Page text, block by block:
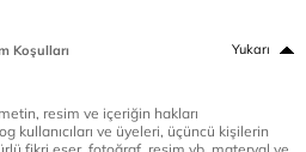
Koşulları Yukarı
resim ve içeriğin hakları
kullanıcıları ve üyeleri, üçüncü kişilerin